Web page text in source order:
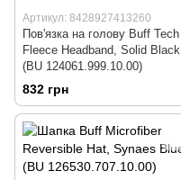
Артикул: 8428927413260
Пов'язка на голову Buff Tech
Fleece Headband, Solid Black
(BU 124061.999.10.00)
832 грн